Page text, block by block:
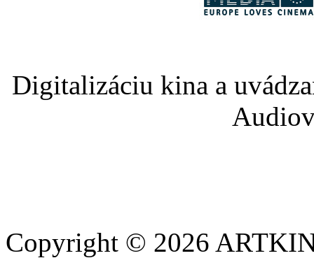
Digitalizáciu kina a
Copyright © 2026